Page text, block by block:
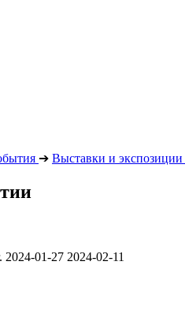
➔ Выставки и экспозиции
2024-01-27 2024-02-11